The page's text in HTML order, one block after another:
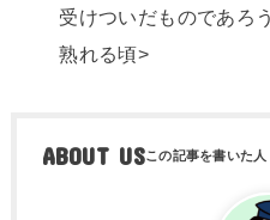
受けついだものであろ
熟れる頃>
ABOUT US